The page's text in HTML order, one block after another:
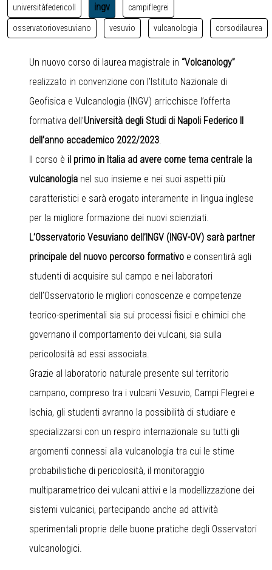
universitàfedericoII ingv campiflegrei
osservatoriovesuviano vesuvio vulcanologia corsodilaurea
Un nuovo corso di laurea magistrale in “Volcanology”
realizzato in convenzione con l’Istituto Nazionale di
Geofisica e Vulcanologia (INGV) arricchisce l’offerta
formativa dell’Università degli Studi di Napoli Federico II
dell’anno accademico 2022/2023.
Il corso è il primo in Italia ad avere come tema centrale la
vulcanologia nel suo insieme e nei suoi aspetti più
caratteristici e sarà erogato interamente in lingua inglese
per la migliore formazione dei nuovi scienziati.
L’Osservatorio Vesuviano dell’INGV (INGV-OV) sarà partner
principale del nuovo percorso formativo e consentirà agli
studenti di acquisire sul campo e nei laboratori
dell’Osservatorio le migliori conoscenze e competenze
teorico-sperimentali sia sui processi fisici e chimici che
governano il comportamento dei vulcani, sia sulla
pericolosità ad essi associata.
Grazie al laboratorio naturale presente sul territorio
campano, compreso tra i vulcani Vesuvio, Campi Flegrei e
Ischia, gli studenti avranno la possibilità di studiare e
specializzarsi con un respiro internazionale su tutti gli
argomenti connessi alla vulcanologia tra cui le stime
probabilistiche di pericolosità, il monitoraggio
multiparametrico dei vulcani attivi e la modellizzazione dei
sistemi vulcanici, partecipando anche ad attività
sperimentali proprie delle buone pratiche degli Osservatori
vulcanologici.